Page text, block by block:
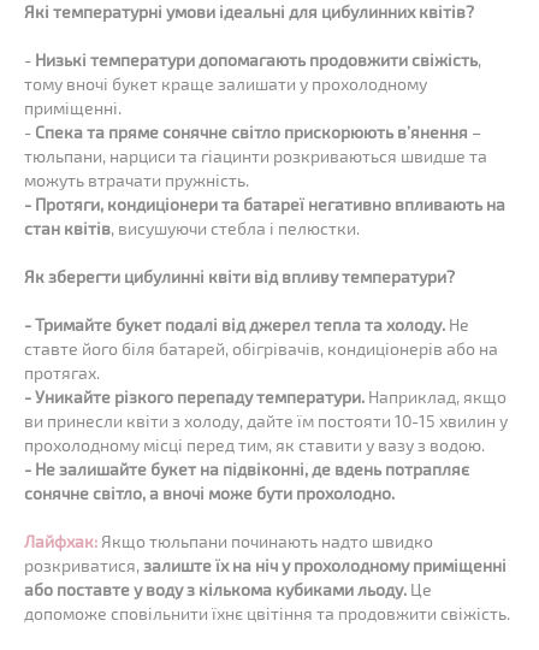
Які температурні умови ідеальні для цибулинних квітів?
- Низькі температури допомагають продовжити свіжість,
тому вночі букет краще залишати у прохолодному
приміщенні.
- Спека та пряме сонячне світло прискорюють в’янення –
тюльпани, нарциси та гіацинти розкриваються швидше та
можуть втрачати пружність.
- Протяги, кондиціонери та батареї негативно впливають на
стан квітів, висушуючи стебла і пелюстки.
Як зберегти цибулинні квіти від впливу температури?
- Тримайте букет подалі від джерел тепла та холоду. Не
ставте його біля батарей, обігрівачів, кондиціонерів або на
протягах.
- Уникайте різкого перепаду температури. Наприклад, якщо
ви принесли квіти з холоду, дайте їм постояти 10-15 хвилин у
прохолодному місці перед тим, як ставити у вазу з водою.
- Не залишайте букет на підвіконні, де вдень потрапляє
сонячне світло, а вночі може бути прохолодно.
Лайфхак: Якщо тюльпани починають надто швидко
розкриватися, залиште їх на ніч у прохолодному приміщенні
або поставте у воду з кількома кубиками льоду. Це
допоможе сповільнити їхнє цвітіння та продовжити свіжість.